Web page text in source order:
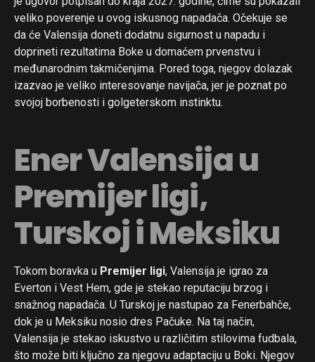
veliko poverenje u ovog iskusnog napadača. Očekuje se
da će Valensija doneti dodatnu sigurnost u napadu i
doprineti rezultatima Boke u domaćem prvenstvu i
međunarodnim takmičenjima. Pored toga, njegov dolazak
izazvao je veliko interesovanje navijača, jer je poznat po
svojoj borbenosti i golgeterskom instinktu.
Ener Valensija u
Premijer ligi,
Turskoj i Meksiku
Tokom boravka u Premijer ligi, Valensija je igrao za
Everton i Vest Hem, gde je stekao reputaciju brzog i
snažnog napadača. U Turskoj je nastupao za Fenerbahče,
dok je u Meksiku nosio dres Pačuke. Na taj način,
Valensija je stekao iskustvo u različitim stilovima fudbala,
što može biti ključno za njegovu adaptaciju u Boki. Njegov